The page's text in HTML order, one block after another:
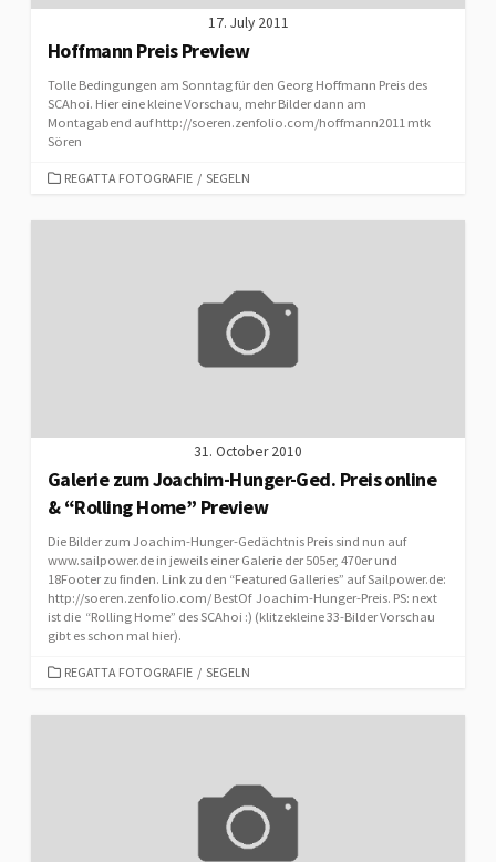
17. July 2011
Hoffmann Preis Preview
Tolle Bedingungen am Sonntag für den Georg Hoffmann Preis des
SCAhoi. Hier eine kleine Vorschau, mehr Bilder dann am
Montagabend auf http://soeren.zenfolio.com/hoffmann2011 mtk
Sören
CATEGORIES
REGATTA FOTOGRAFIE / SEGELN
31. October 2010
Galerie zum Joachim-Hunger-Ged. Preis online
& “Rolling Home” Preview
Die Bilder zum Joachim-Hunger-Gedächtnis Preis sind nun auf
www.sailpower.de in jeweils einer Galerie der 505er, 470er und
18Footer zu finden. Link zu den “Featured Galleries” auf Sailpower.de:
http://soeren.zenfolio.com/ BestOf Joachim-Hunger-Preis. PS: next
ist die “Rolling Home” des SCAhoi :) (klitzekleine 33-Bilder Vorschau
gibt es schon mal hier).
CATEGORIES
REGATTA FOTOGRAFIE / SEGELN